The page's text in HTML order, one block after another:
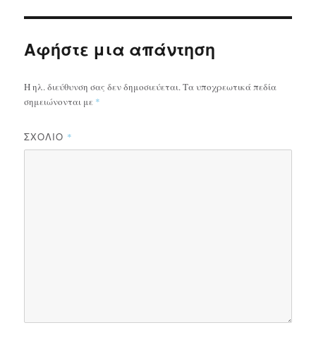
Αφήστε μια απάντηση
Η ηλ. διεύθυνση σας δεν δημοσιεύεται. Τα υποχρεωτικά πεδία
σημειώνονται με *
ΣΧΌΛΙΟ *